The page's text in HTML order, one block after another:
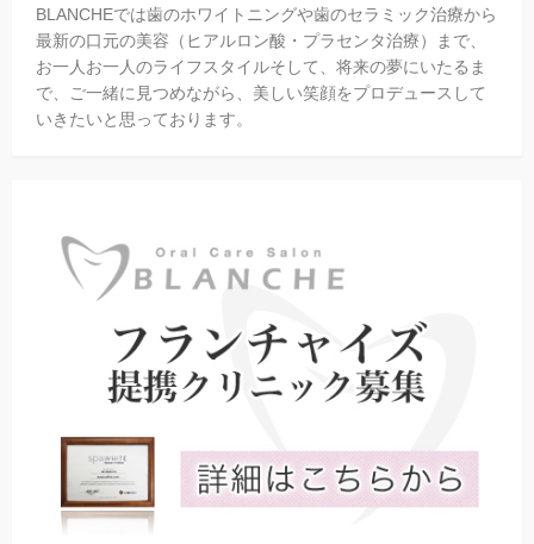
BLANCHEでは歯のホワイトニングや歯のセラミック治療から
最新の口元の美容（ヒアルロン酸・プラセンタ治療）まで、
お一人お一人のライフスタイルそして、将来の夢にいたるま
で、ご一緒に見つめながら、美しい笑顔をプロデュースして
いきたいと思っております。